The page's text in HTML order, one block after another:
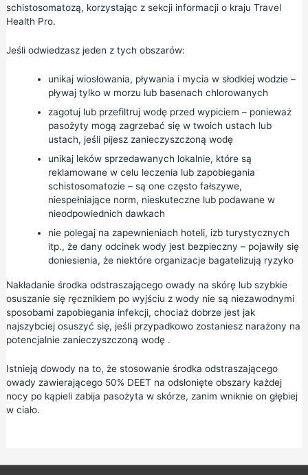
schistosomatozą, korzystając z sekcji informacji o kraju Travel
Health Pro.
Jeśli odwiedzasz jeden z tych obszarów:
unikaj wiosłowania, pływania i mycia w słodkiej wodzie –
pływaj tylko w morzu lub basenach chlorowanych
zagotuj lub przefiltruj wodę przed wypiciem – ponieważ
pasożyty mogą zagrzebać się w twoich ustach lub
ustach, jeśli pijesz zanieczyszczoną wodę
unikaj leków sprzedawanych lokalnie, które są
reklamowane w celu leczenia lub zapobiegania
schistosomatozie – są one często fałszywe,
niespełniające norm, nieskuteczne lub podawane w
nieodpowiednich dawkach
nie polegaj na zapewnieniach hoteli, izb turystycznych
itp., że dany odcinek wody jest bezpieczny – pojawiły się
doniesienia, że niektóre organizacje bagatelizują ryzyko
Nakładanie środka odstraszającego owady na skórę lub szybkie
osuszanie się ręcznikiem po wyjściu z wody nie są niezawodnymi
sposobami zapobiegania infekcji, chociaż dobrze jest jak
najszybciej osuszyć się, jeśli przypadkowo zostaniesz narażony na
potencjalnie zanieczyszczoną wodę .
Istnieją dowody na to, że stosowanie środka odstraszającego
owady zawierającego 50% DEET na odsłonięte obszary każdej
nocy po kąpieli zabija pasożyta w skórze, zanim wniknie on głębiej
w ciało.